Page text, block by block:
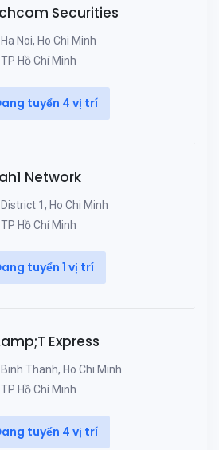
Securities
Ha Noi, Ho Chi Minh
TP Hồ Chí Minh
tuyển 4 vị trí
Network
District 1, Ho Chi Minh
TP Hồ Chí Minh
tuyển 1 vị trí
Express
Binh Thanh, Ho Chi Minh
TP Hồ Chí Minh
tuyển 4 vị trí